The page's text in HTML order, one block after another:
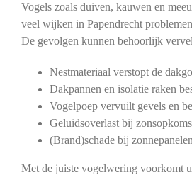
Vogels zoals duiven, kauwen en
veel wijken in Papendrecht
De gevolgen kunnen behoorlijk
Nestmateriaal verstopt de
Dakpannen en isolatie raken
Vogelpoep vervuilt gevels en
Geluidsoverlast bij
(Brand)schade bij zonnepanelen
Met de juiste vogelwering voorkomt